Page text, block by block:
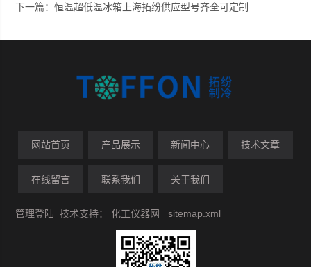
下一篇：恒温超低温冰箱上海拓纷供应型号齐全可定制
网站首页 产品展示 新闻中心 技术文章
在线留言 联系我们 关于我们
管理登陆 技术支持：化工仪器网 sitemap.xml